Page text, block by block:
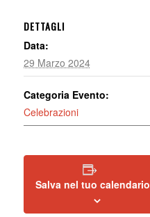
DETTAGLI
Data:
29 Marzo 2024
Categoria Evento:
Celebrazioni
Salva nel tuo calendario